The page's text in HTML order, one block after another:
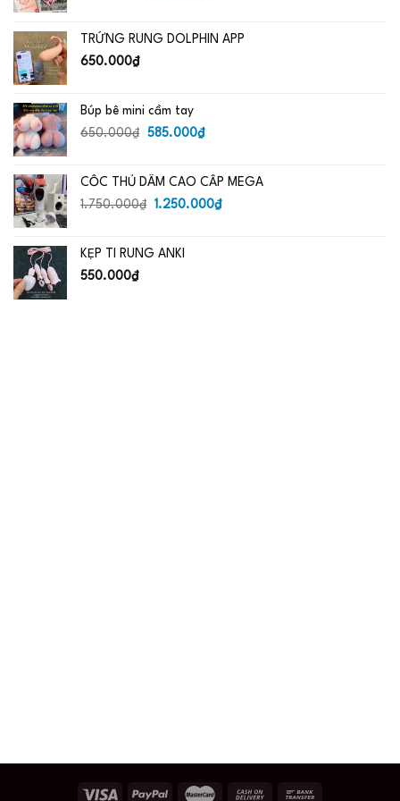
650.000₫.là:
TRỨNG RUNG DOLPHIN APP
650.000₫
Búp bê mini cầm tay
650.000₫
Giá
650.000₫.
585.000₫Giá
là:
585.000₫.
CỐC THỦ DÂM CAO CẤP MEGA
1.750.000₫
Giá
1.750.000₫.
1.250.000₫Giá
KẸP TI RUNG ANKI
550.000₫